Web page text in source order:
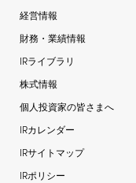
経営情報
財務・業績情報
IRライブラリ
株式情報
個人投資家の皆さまへ
IRカレンダー
IRサイトマップ
IRポリシー